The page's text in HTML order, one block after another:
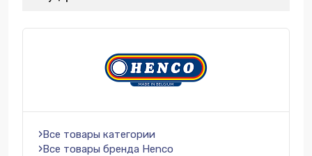
Все товары категории
Все товары бренда Henco